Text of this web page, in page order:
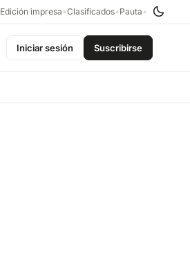
Edición impresa •Clasificados• Pauta •
Iniciar sesión Suscribirse